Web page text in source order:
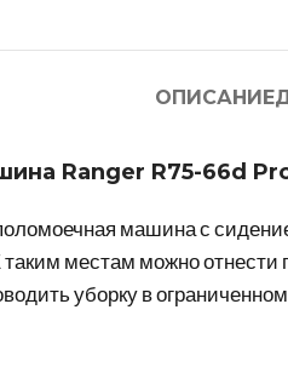
ОПИСАНИЕ
Ranger R75-66d
машина с
местам можно отнести
уборку в